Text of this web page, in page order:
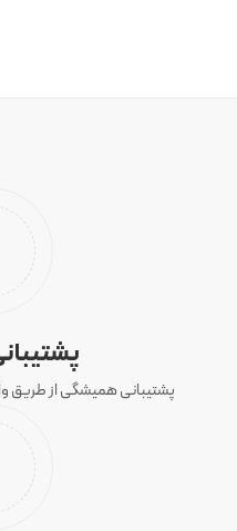
پشتیبانی همیشگی از طریق